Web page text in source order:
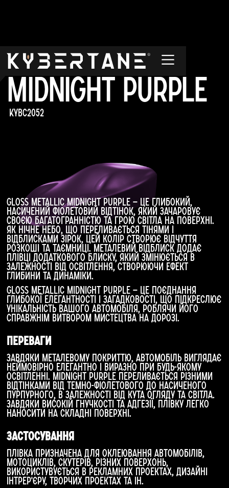
Metallic
Midnight Purple
KYBC2052
Gloss Metallic Midnight Purple — це глибокий,
насичений фіолетовий відтінок, який зачаровує
своєю багатогранністю та грою світла на поверхні.
Як нічне небо, що переливається тінями і
відблисками зірок, цей колір створює відчуття
розкоші та таємниці. Металевий відблиск додає
плівці додаткового блиску, який змінюється в
залежності від освітлення, створюючи ефект
глибини та динаміки.
Gloss Metallic Midnight Purple — це поєднання
глибокої елегантності і загадковості, що підкреслює
унікальність вашого автомобіля, роблячи його
справжнім витвором мистецтва на дорозі.
Переваги
Завдяки металевому покриттю, автомобіль виглядає
неймовірно елегантно і виразно при будь-якому
освітленні. Midnight Purple переливається різними
відтінками від темно-фіолетового до насиченого
пурпурного, в залежності від кута огляду та світла.
Завдяки високій гнучкості та адгезії, плівку легко
наносити на складні поверхні.
Застосування
Плівка призначена для оклеювання автомобілів,
мотоциклів, скутерів, різних поверхонь,
використувується в рекламних проектах, дизайні
інтрер'єру, творчих проектах та ін.